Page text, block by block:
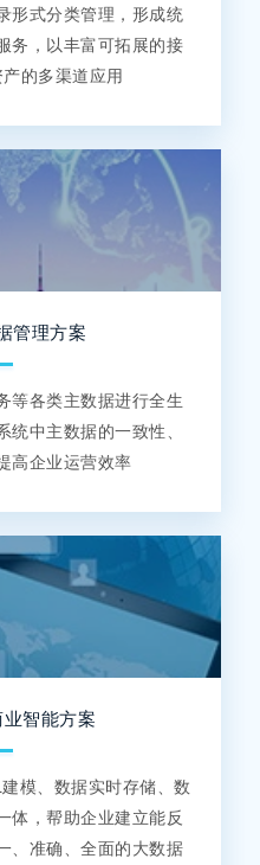
形式分类管理，形成统
务，以丰富可拓展的接
的多渠道应用
管理方案
等各类主数据进行全生
中主数据的一致性、
高企业运营效率
智能方案
模、数据实时存储、数
体，帮助企业建立能反
、准确、全面的大数据